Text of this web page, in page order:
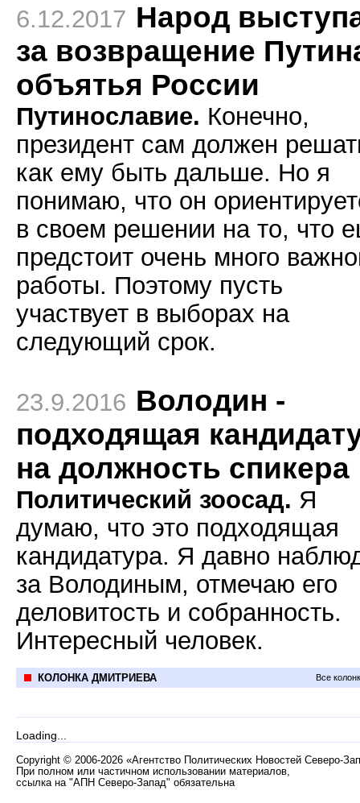
6.12.2017 Народ
за возвращение
объятья России
Путинославие. Конечно,
президент сам должен
как ему быть дальше. Но я
понимаю, что он
в своем решении на то, что
предстоит очень много
работы. Поэтому пусть
участвует в выборах на
следующий срок.
23.9.2016 Володин -
подходящая
на должность спикера
Политический зоосад. Я
думаю, что это подходящая
кандидатура. Я давно
за Володиным, отмечаю его
деловитость и собранность.
Интересный человек.
КОЛОНКА ДМИТРИЕВА Все
Loading...
Copyright © 2006-2026 «Агентство Политических Новостей Северо-
При полном или частичном использовании материалов,
ссылка на "АПН Северо-Запад" обязательна